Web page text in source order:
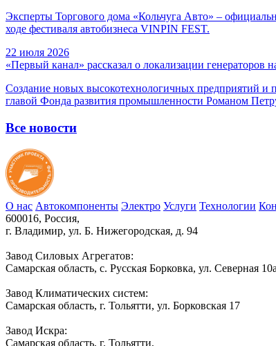
Эксперты Торгового дома «Кольчуга Авто» –
ходе фестиваля автобизнеса VINPIN FEST.
22 июля 2026
«Первый канал» рассказал о локализации
Создание новых высокотехнологичных предприятий и
главой Фонда развития промышленности Романом
Все новости
О нас Автокомпоненты Электро Услуги Технологии
600016, Россия,
г. Владимир, ул. Б. Нижегородская, д. 94
Завод Силовых Агрегатов:
Самарская область, с. Русская Борковка, ул. Северная 10а
Завод Климатических систем:
Самарская область, г. Тольятти, ул. Борковская 17
Завод Искра:
Самарская область, г. Тольятти,